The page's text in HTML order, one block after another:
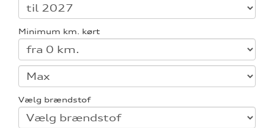
Minimum km. kørt
Vælg brændstof